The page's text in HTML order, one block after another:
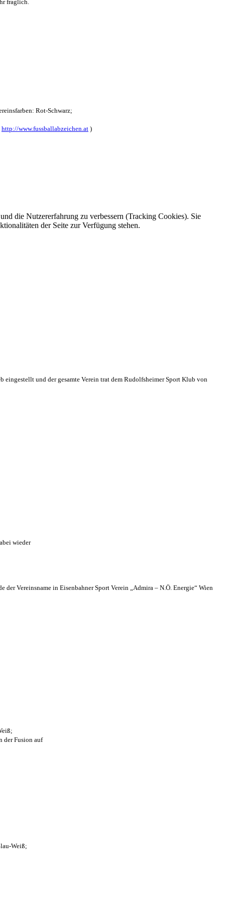
die Nutzererfahrung zu verbessern (Tracking Cookies). Sie
der Seite zur Verfügung stehen.
fraglich.
Rot-Schwarz;
http://www.fussballabzeichen.at )
eingestellt und der gesamte Verein trat dem Rudolfsheimer Sport Klub von
wieder
der Vereinsname in Eisenbahner Sport Verein „Admira – N.Ö. Energie“ Wien
der Fusion auf
Weiß;